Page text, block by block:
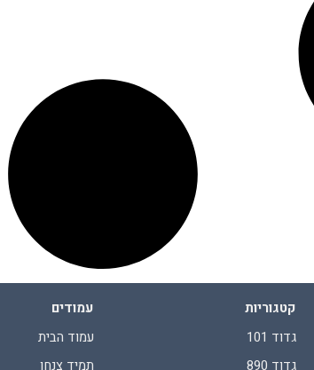
קטגוריות
גדוד 101
גדוד 890
עמודים
עמוד הבית
תמיד צנחן